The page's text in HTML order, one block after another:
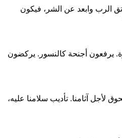
الرب وابعد عن الشر، فيكون
يرفعون أجنحة كالنسور. يركضون
لأجل آثامنا. تأديب سلامنا عليه،